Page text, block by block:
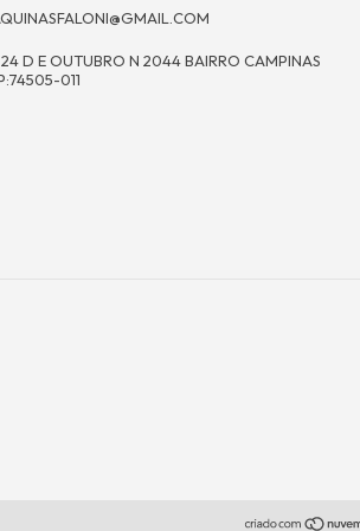
D E OUTUBRO N 2044 BAIRRO CAMPINAS
011